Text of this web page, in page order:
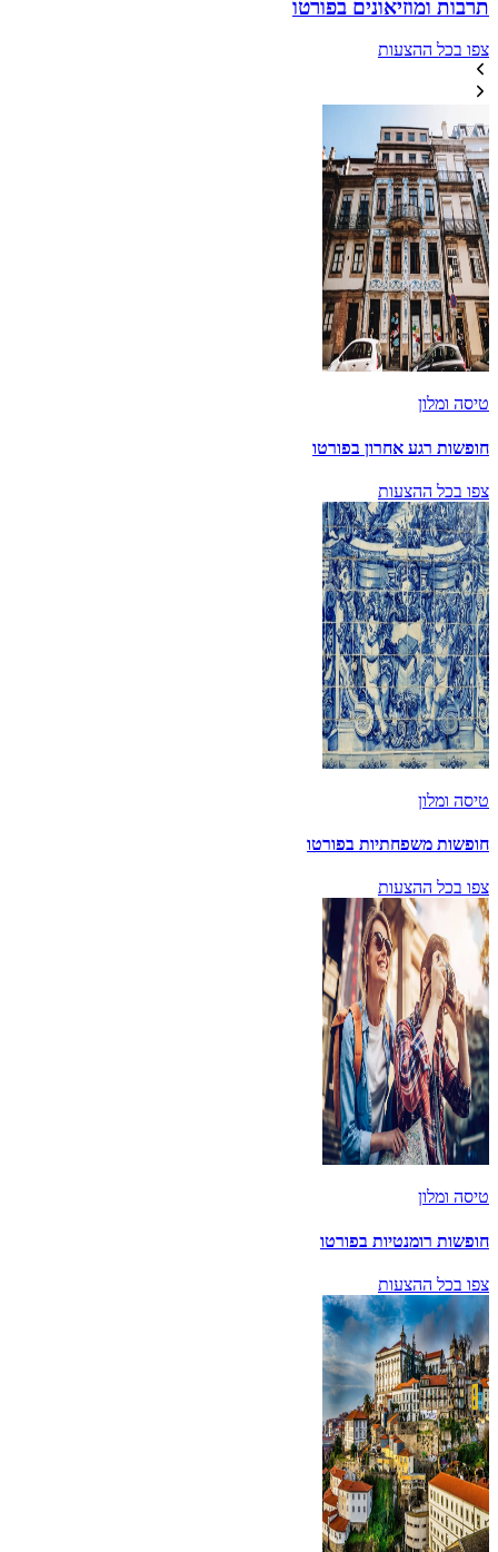
תרבות ומוזיאונים בפורטו
צפו בכל ההצעות
טיסה ומלון
חופשות רגע אחרון בפורטו
צפו בכל ההצעות
טיסה ומלון
חופשות משפחתיות בפורטו
צפו בכל ההצעות
טיסה ומלון
חופשות רומנטיות בפורטו
צפו בכל ההצעות